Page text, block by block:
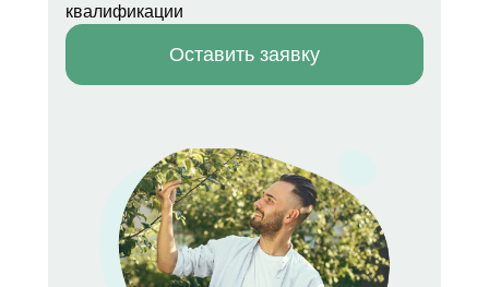
квалификации
Оставить заявку